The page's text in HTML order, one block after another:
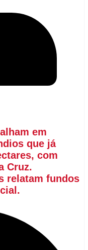
em
que já
com
Cruz.
relatam fundos